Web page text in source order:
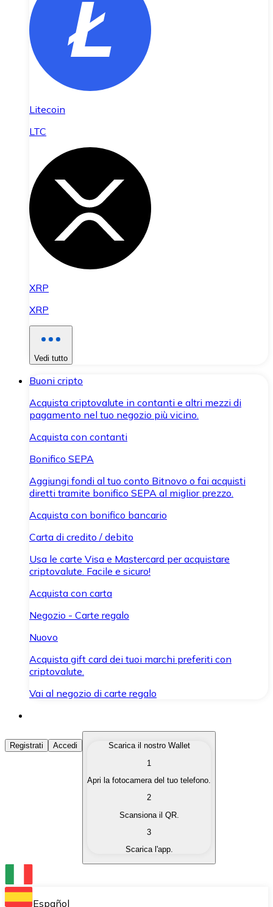
Litecoin
LTC
XRP
XRP
Vedi tutto
Buoni cripto
Acquista criptovalute in contanti e altri mezzi di
pagamento nel tuo negozio più vicino.
Acquista con contanti
Bonifico SEPA
Aggiungi fondi al tuo conto Bitnovo o fai acquisti
diretti tramite bonifico SEPA al miglior prezzo.
Acquista con bonifico bancario
Carta di credito / debito
Usa le carte Visa e Mastercard per acquistare
criptovalute. Facile e sicuro!
Acquista con carta
Negozio - Carte regalo
Nuovo
Acquista gift card dei tuoi marchi preferiti con
criptovalute.
Vai al negozio di carte regalo
Acquista Criptovalute
Acquista le criptovalute che ti interessano in modo
Converti le tue criptovalute in valuta fiat quando ne
Scambia una criptovaluta con un'altra
Conserva le tue cripto in un Wallet self-custodial.
Registrati Accedi
Scarica il nostro Wallet
1
Apri la fotocamera del tuo telefono.
2
Scansiona il QR.
3
Scarica l'app.
Español